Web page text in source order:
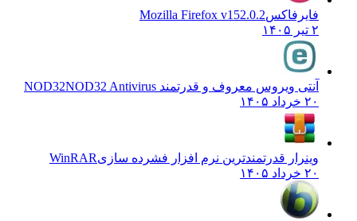
فایرفاکسMozilla Firefox v152.0.2
۲ تیر ۱۴۰۵
آنتی ویروس معروف و قدرتمند NOD32 NOD32 Antivirus
۲۰ خرداد ۱۴۰۵
وینرار قدرتمندترین نرم افزار فشرده سازیWinRAR
۲۰ خرداد ۱۴۰۵